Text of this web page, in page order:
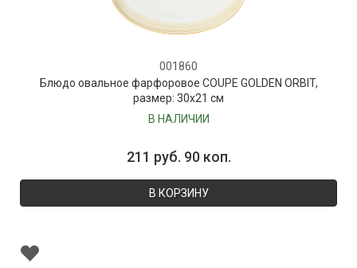
001860
Блюдо овальное фарфоровое COUPE GOLDEN ORBIT,
размер: 30х21 см
В НАЛИЧИИ
211 руб. 90 коп.
В КОРЗИНУ